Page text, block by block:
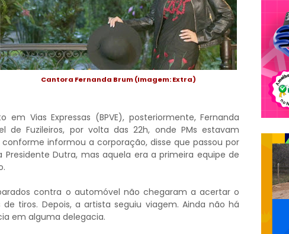
Cantora Fernanda Brum (Imagem: Extra)
Vias Expressas (BPVE), posteriormente, Fernanda
de Fuzileiros, por volta das 22h, onde PMs estavam
informou a corporação, disse que passou por
Dutra, mas aquela era a primeira equipe de
contra o automóvel não chegaram a acertar o
tiros. Depois, a artista seguiu viagem. Ainda não há
em alguma delegacia.